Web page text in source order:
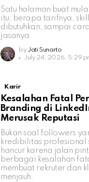
Satu halaman buat
itu, berapa tarifnya,
dibutuhkan, sampai
jasanya.
by Jati Sunarto
July 24, 2026, 5:29
Karir
Kesalahan Fatal
Branding di
Merusak Reputasi
Bukan soal followers
kredibilitas profesional
hancur karena jalan
berbagai kesalahan
membuat rekruter dan
menjauh.